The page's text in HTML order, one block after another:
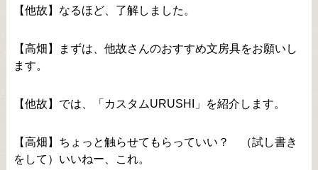
【他故】なるほど、了解しました。
【高畑】まずは、他故さんのおすすめ文房具をお願いし
ます。
【他故】では、「カスタムURUSHI」を紹介します。
【高畑】ちょっと触らせてもらっていい？ （試し書き
をして）いいねー、これ。